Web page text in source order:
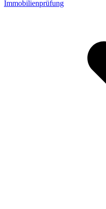
Immobilienprüfung